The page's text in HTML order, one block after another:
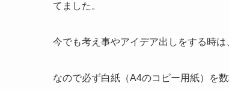
てました。
今でも考え事やアイデア出しをする時は
なので必ず白紙（A4のコピー用紙）を